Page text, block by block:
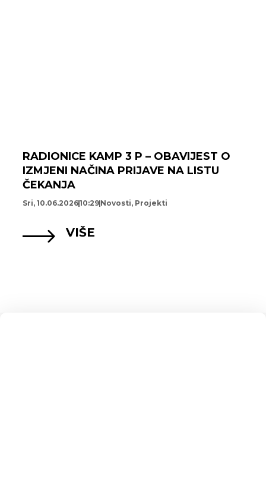
RADIONICE KAMP 3 P – OBAVIJEST O
IZMJENI NAČINA PRIJAVE NA LISTU
ČEKANJA
Sri, 10.06.202610:29 Novosti, Projekti
VIŠE